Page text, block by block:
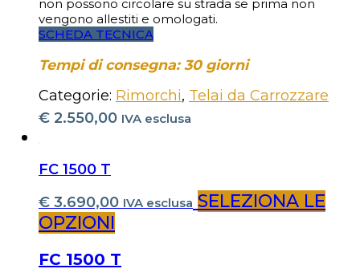
non possono circolare su strada se prima non
vengono allestiti e omologati.
SCHEDA TECNICA
Tempi di consegna: 30 giorni
Categorie: Rimorchi, Telai da Carrozzare
€ 2.550,00 IVA esclusa
FC 1500 T
€ 3.690,00 IVA esclusa SELEZIONA LE
OPZIONI
FC 1500 T